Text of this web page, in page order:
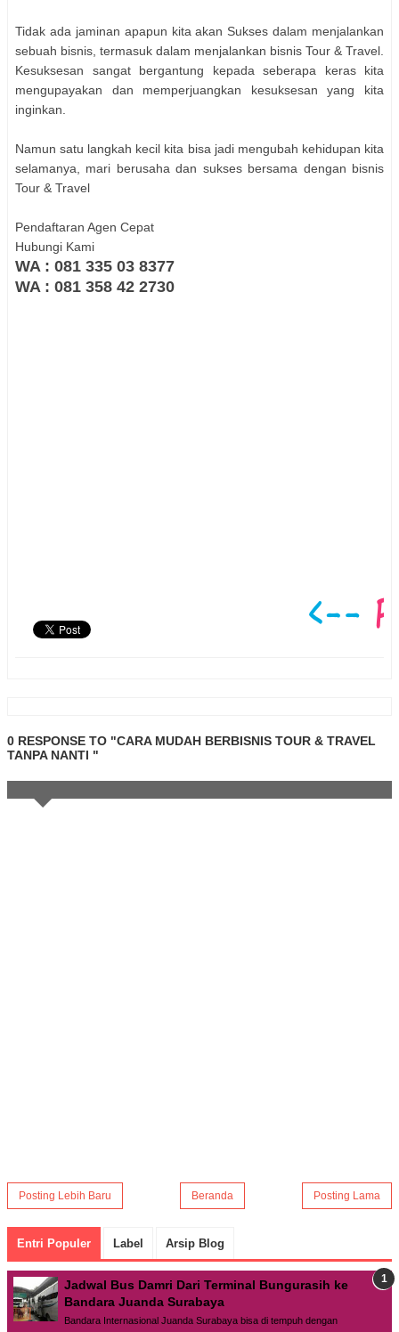
Tidak ada jaminan apapun kita akan Sukses dalam menjalankan
sebuah bisnis, termasuk dalam menjalankan bisnis Tour & Travel.
Kesuksesan sangat bergantung kepada seberapa keras kita
mengupayakan dan memperjuangkan kesuksesan yang kita
inginkan.
Namun satu langkah kecil kita bisa jadi mengubah kehidupan kita
selamanya, mari berusaha dan sukses bersama dengan bisnis
Tour & Travel
Pendaftaran Agen Cepat
Hubungi Kami
WA : 081 335 03 8377
WA : 081 358 42 2730
0 RESPONSE TO "CARA MUDAH BERBISNIS TOUR & TRAVEL
TANPA NANTI "
Posting Lebih Baru Posting Lama
Beranda
Entri Populer Label Arsip Blog
Jadwal Bus Damri Dari Terminal Bungurasih ke
Bandara Juanda Surabaya
Bandara Internasional Juanda Surabaya bisa di tempuh dengan